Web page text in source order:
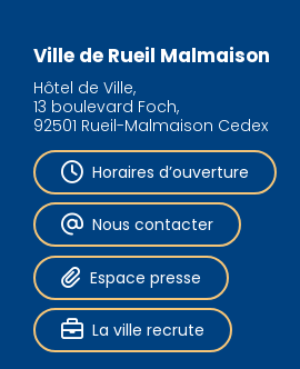
Ville de Rueil Malmaison
Hôtel de Ville,
13 boulevard Foch,
92501 Rueil-Malmaison Cedex
Horaires d’ouverture
Nous contacter
Espace presse
La ville recrute